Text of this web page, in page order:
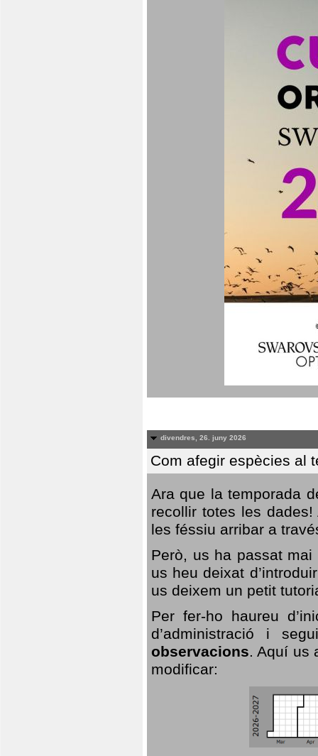
divendres, 26. juny 2026
Com afegir espècies al
Ara que la temporada
recollir totes les
les féssiu arribar a
Però, us ha passat
us heu deixat
us deixem un petit
Per fer-ho haureu
d’administració i
observacions. Aquí us
modificar: